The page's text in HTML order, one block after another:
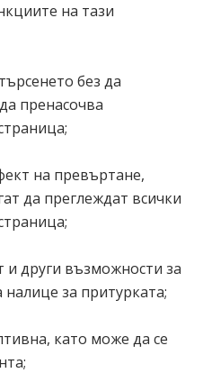
на тази
без да
пренасочва
на превъртане,
да преглеждат всички
други възможности за
за притурката;
като може да се